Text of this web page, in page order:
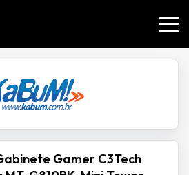
Gamer C3Tech